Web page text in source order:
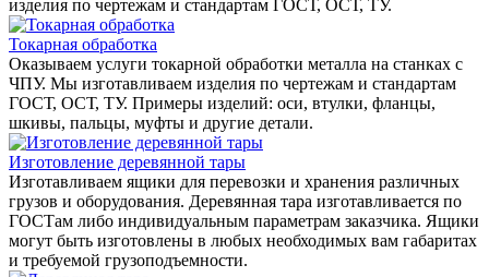
изделия по чертежам и стандартам ГОСТ, ОСТ, ТУ.
Токарная обработка
Оказываем услуги токарной обработки металла на станках с
ЧПУ. Мы изготавливаем изделия по чертежам и стандартам
ГОСТ, ОСТ, ТУ. Примеры изделий: оси, втулки, фланцы,
шкивы, пальцы, муфты и другие детали.
Изготовление деревянной тары
Изготавливаем ящики для перевозки и хранения различных
грузов и оборудования. Деревянная тара изготавливается по
ГОСТам либо индивидуальным параметрам заказчика. Ящики
могут быть изготовлены в любых необходимых вам габаритах
и требуемой грузоподъемности.